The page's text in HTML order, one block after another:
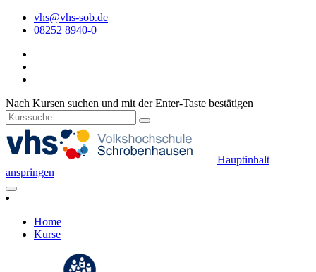
vhs@vhs-sob.de
08252 8940-0
Nach Kursen suchen und mit der Enter-Taste bestätigen
Hauptinhalt
anspringen
Home
Kurse